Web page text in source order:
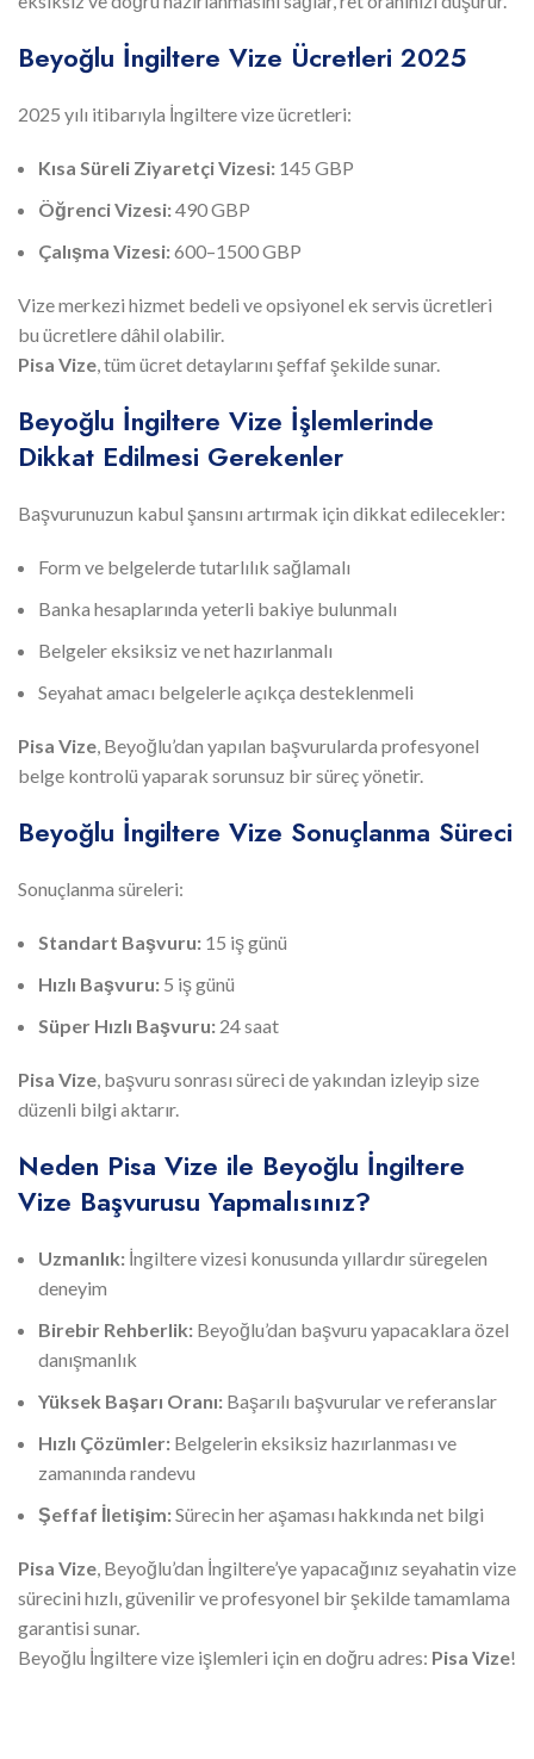
Beyoğlu İngiltere Vize Ücretleri 2025
2025 yılı itibarıyla İngiltere vize ücretleri:
Kısa Süreli Ziyaretçi Vizesi: 145 GBP
Öğrenci Vizesi:490 GBP
Çalışma Vizesi:600–1500 GBP
Vize merkezi hizmet bedeli ve opsiyonel ek servis ücretleri
bu ücretlere dâhil olabilir.
Pisa Vize, tüm ücret detaylarını şeffaf şekilde sunar.
Beyoğlu İngiltere Vize İşlemlerinde
Dikkat Edilmesi Gerekenler
Başvurunuzun kabul şansını artırmak için dikkat edilecekler:
Form ve belgelerde tutarlılık sağlamalı
Banka hesaplarında yeterli bakiye bulunmalı
Belgeler eksiksiz ve net hazırlanmalı
Seyahat amacı belgelerle açıkça desteklenmeli
Pisa Vize, Beyoğlu’dan yapılan başvurularda profesyonel
belge kontrolü yaparak sorunsuz bir süreç yönetir.
Beyoğlu İngiltere Vize Sonuçlanma Süreci
Sonuçlanma süreleri:
Standart Başvuru: 15 iş günü
Hızlı Başvuru: 5 iş günü
Süper Hızlı Başvuru: 24 saat
Pisa Vize, başvuru sonrası süreci de yakından izleyip size
düzenli bilgi aktarır.
Neden Pisa Vize ile Beyoğlu İngiltere
Vize Başvurusu Yapmalısınız?
Uzmanlık: İngiltere vizesi konusunda yıllardır süregelen
deneyim
Birebir Rehberlik: Beyoğlu’dan başvuru yapacaklara özel
danışmanlık
Yüksek Başarı Oranı: Başarılı başvurular ve referanslar
Hızlı Çözümler: Belgelerin eksiksiz hazırlanması ve
zamanında randevu
Şeffaf İletişim:Sürecin her aşaması hakkında net bilgi
Pisa Vize, Beyoğlu’dan İngiltere’ye yapacağınız seyahatin vize
sürecini hızlı, güvenilir ve profesyonel bir şekilde tamamlama
garantisi sunar.
Beyoğlu İngiltere vize işlemleri için en doğru adres: Pisa Vize!